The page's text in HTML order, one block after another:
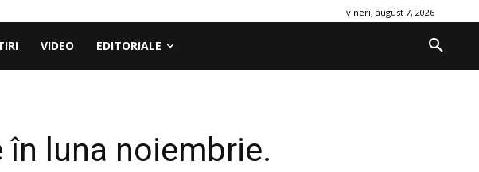
vineri, august 7, 2026
VIDEO EDITORIALE
luna noiembrie.